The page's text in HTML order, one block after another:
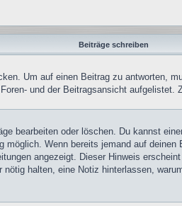
Beiträge schreiben
Um auf einen Beitrag zu antworten,
und der Beitragsansicht aufgelistet.
bearbeiten oder löschen. Du kannst
Wenn bereits jemand auf
angezeigt. Dieser Hinweis
halten, eine Notiz hinterlassen,